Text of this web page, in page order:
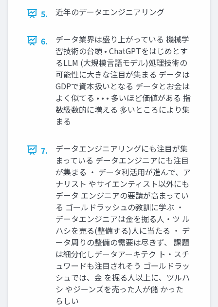
5. 近年のデータエンジニアリング
6.
データ業界は盛り上がっている 機械学
習技術の台頭 • ChatGPTをはじめとす
るLLM (大規模言語モデル)処理技術の
可能性に大きな注目が集まる データは
GDPで資本扱いとなる データとお金は
よく似てる • • • 多いほど価値がある 指
数級数的に増える 多いところにより集
まる
7.
データエンジニアリングにも注目が集
まっている データエンジニアにも注目
が集まる ・ データ利活用が進んで、ア
ナリスト やサイエンティスト以外にも
データ エンジニアの要請が高まってい
る ゴールドラッシュの教訓に学ぶ ・
データエンジニアは金を掘る人・ツ ル
ハシを売る(整備する)人に当たる ・ デ
ータ周りの整備の需要は尽きず、 課題
は細分化しデータアーキテク ト・スチ
ュワードも注目されそう ゴールドラッ
シュでは、金 を掘る人以上に、ツルハ
シ やジーンズを売った人が儲 かった
らしい